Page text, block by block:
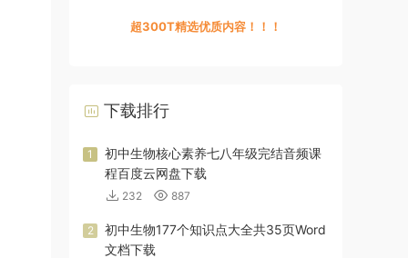
超300T精选优质内容！！！
下载排行
1
初中生物核心素养七八年级完结音频课
程百度云网盘下载
232 887
2
初中生物177个知识点大全共35页Word
文档下载